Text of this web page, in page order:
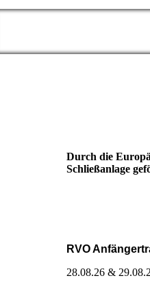
Durch die
Schließanlage
RVO
28.08.26 &